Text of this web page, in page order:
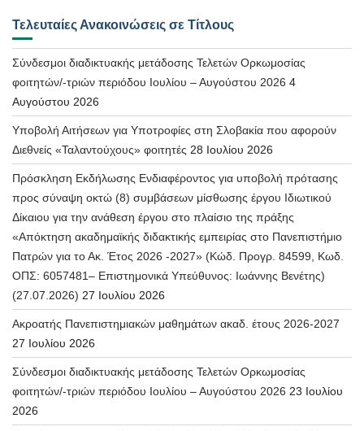
Τελευταίες Ανακοινώσεις σε Τίτλους
Σύνδεσμοι διαδικτυακής μετάδοσης Τελετών Ορκωμοσίας
φοιτητών/-τριών περιόδου Ιουλίου – Αυγούστου 2026 4
Αυγούστου 2026
Υποβολή Αιτήσεων για Υποτροφίες στη Σλοβακία που αφορούν
Διεθνείς «Ταλαντούχους» φοιτητές 28 Ιουλίου 2026
Πρόσκληση Εκδήλωσης Ενδιαφέροντος για υποβολή πρότασης
προς σύναψη οκτώ (8) συμβάσεων μίσθωσης έργου Ιδιωτικού
Δίκαιου για την ανάθεση έργου στο πλαίσιο της πράξης
«Απόκτηση ακαδημαϊκής διδακτικής εμπειρίας στο Πανεπιστήμιο
Πατρών για το Ακ. Έτος 2026 -2027» (Κώδ. Προγρ. 84599, Κωδ.
ΟΠΣ: 6057481– Επιστημονικά Υπεύθυνος: Ιωάννης Βενέτης)
(27.07.2026) 27 Ιουλίου 2026
Ακροατής Πανεπιστημιακών μαθημάτων ακαδ. έτους 2026-2027
27 Ιουλίου 2026
Σύνδεσμοι διαδικτυακής μετάδοσης Τελετών Ορκωμοσίας
φοιτητών/-τριών περιόδου Ιουλίου – Αυγούστου 2026 23 Ιουλίου
2026